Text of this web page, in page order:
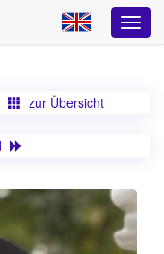
zur Übersicht